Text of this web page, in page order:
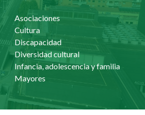
Asociaciones
Cultura
Discapacidad
Diversidad cultural
Infancia, adolescencia y familia
Mayores